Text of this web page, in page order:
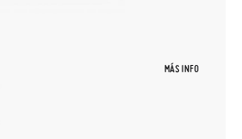
MÁS INFO